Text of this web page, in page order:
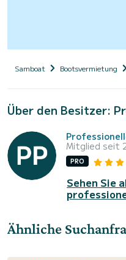
Samboat Bootsvermietung
Über den Besitzer:
Mitglied seit
PRO
Sehen Sie
Ähnliche